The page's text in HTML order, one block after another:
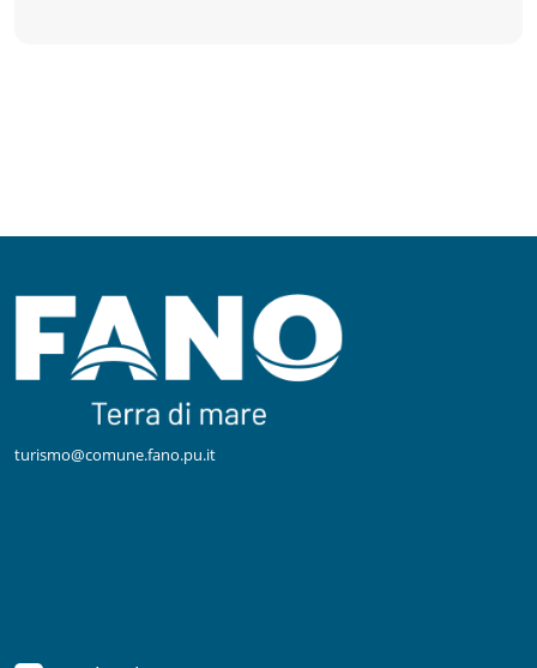
turismo@comune.fano.pu.it